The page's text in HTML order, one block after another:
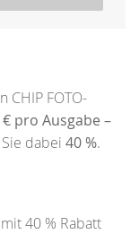
CHIP FOTO-
pro Ausgabe –
dabei 40 %.
40 % Rabatt